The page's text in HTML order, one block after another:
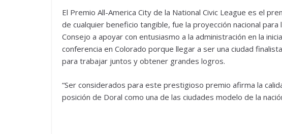
El Premio All-America City de la National Civic League es el
de cualquier beneficio tangible, fue la proyección nacional para
Consejo a apoyar con entusiasmo a la administración en la
conferencia en Colorado porque llegar a ser una ciudad
para trabajar juntos y obtener grandes logros.
“Ser considerados para este prestigioso premio afirma la
posición de Doral como una de las ciudades modelo de la